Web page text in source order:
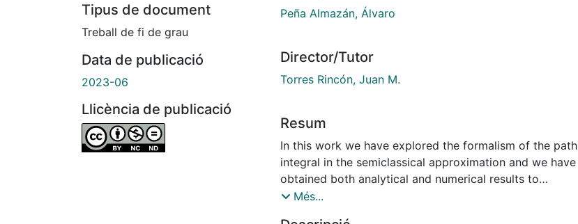
Tipus de document
Treball de fi de grau
Data de publicació
2023-06
Llicència de publicació
Peña Almazán, Álvaro
Director/Tutor
Torres Rincón, Juan M.
Resum
In this work we have explored the formalism of the path
integral in the semiclassical approximation and we have
obtained both analytical and numerical results to
determine the expected values of quantum observables
Més...